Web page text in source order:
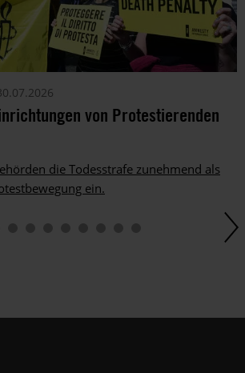
von Protestierenden
die Todesstrafe zunehmend als
ein.